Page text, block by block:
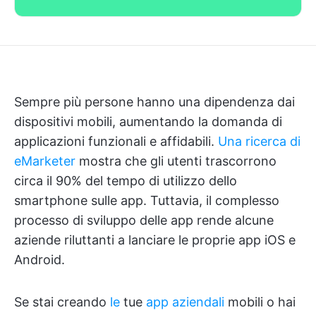
Sempre più persone hanno una dipendenza dai
dispositivi mobili, aumentando la domanda di
applicazioni funzionali e affidabili. Una ricerca di
eMarketer mostra che gli utenti trascorrono
circa il 90% del tempo di utilizzo dello
smartphone sulle app. Tuttavia, il complesso
processo di sviluppo delle app rende alcune
aziende riluttanti a lanciare le proprie app iOS e
Android.
Se stai creando le tue app aziendali mobili o hai